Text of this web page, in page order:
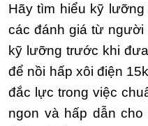
Hãy tìm hiểu kỹ
các đánh giá từ
kỹ lưỡng trước khi
để nồi hấp xôi điện
đắc lực trong việc
ngon và hấp dẫn